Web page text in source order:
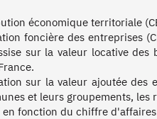
économique territoriale
foncière des entreprises
sur la valeur locative
sur la valeur ajoutée des
et leurs groupements,
en fonction du chiffre